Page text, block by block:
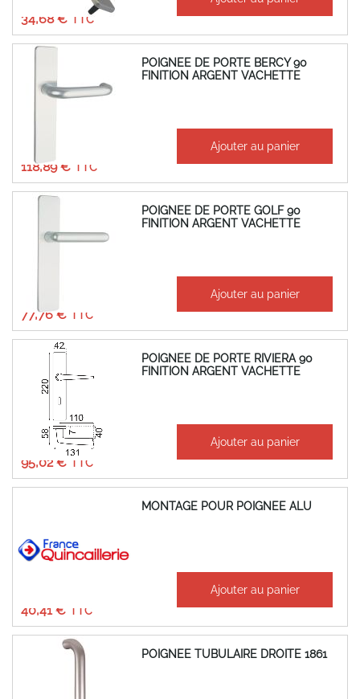
34,68 €
POIGNEE DE PORTE BERCY 90
FINITION ARGENT VACHETTE
118,89 €
Ajouter au panier
POIGNEE DE PORTE GOLF 90
FINITION ARGENT VACHETTE
77,76 €
Ajouter au panier
POIGNEE DE PORTE RIVIERA 90
FINITION ARGENT VACHETTE
À partir de
95,02 €
79,18 € Ajouter au panier
MONTAGE POUR POIGNEE ALU
40,41 €
Ajouter au panier
POIGNEE TUBULAIRE DROITE 1861